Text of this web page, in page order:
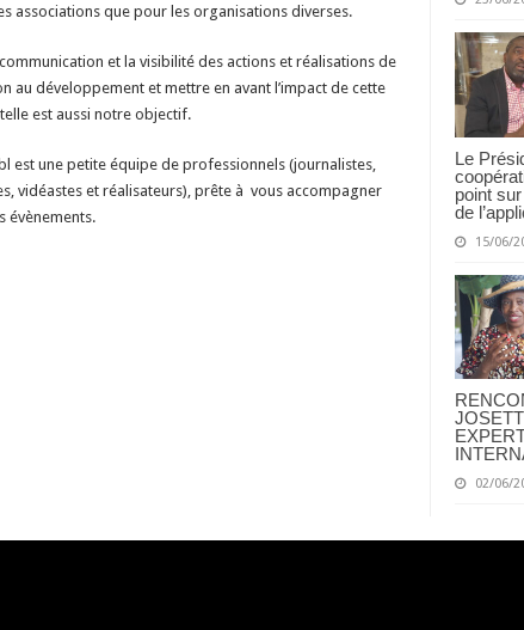
Le
point
de
15/06/
02/06/
associations que pour les organisations diverses.
et la visibilité des actions et réalisations de
au développement et mettre en avant l’impact de cette
est aussi notre objectif.
est une petite équipe de professionnels (journalistes,
vidéastes et réalisateurs), prête à vous accompagner
évènements.